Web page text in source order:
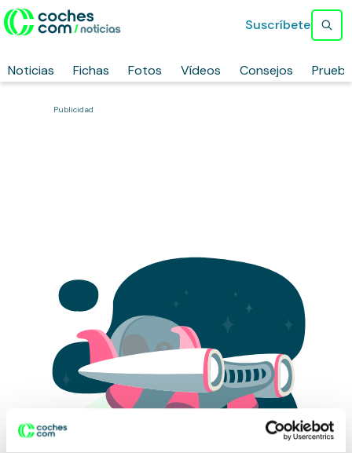
Noticias Fichas Fotos Vídeos Consejos
Suscríbete
Publicidad